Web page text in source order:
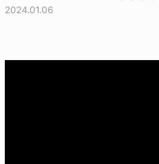
2024.01.06